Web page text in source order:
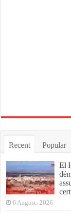
Recent Popular
El
6 August، 2026